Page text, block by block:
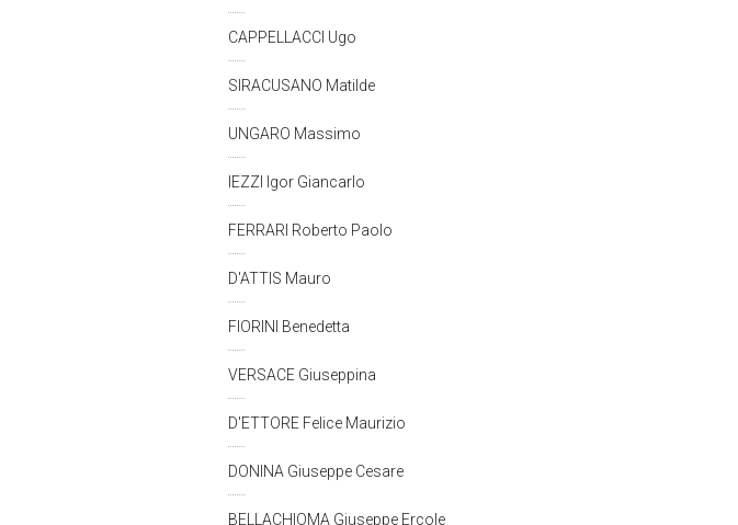
CAPPELLACCI Ugo
SIRACUSANO Matilde
UNGARO Massimo
IEZZI Igor Giancarlo
FERRARI Roberto Paolo
D'ATTIS Mauro
FIORINI Benedetta
VERSACE Giuseppina
D'ETTORE Felice Maurizio
DONINA Giuseppe Cesare
BELLACHIOMA Giuseppe Ercole